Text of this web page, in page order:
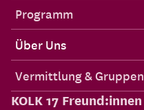
Programm
Über Uns
Vermittlung & Gruppen
KOLK 17 Freund:innen